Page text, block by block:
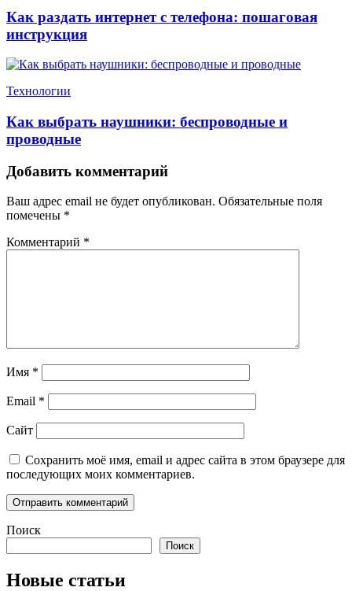
Как раздать интернет с телефона: пошаговая
инструкция
Технологии
Как выбрать наушники: беспроводные и
проводные
Добавить комментарий
Ваш адрес email не будет опубликован. Обязательные поля
помечены *
Комментарий *
Имя *
Email *
Сайт
Сохранить моё имя, email и адрес сайта в этом браузере для
последующих моих комментариев.
Поиск
Поиск
Новые статьи